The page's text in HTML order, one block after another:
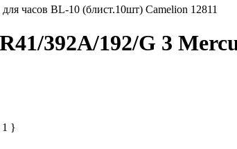
часов BL-10 (блист.10шт) Camelion 12811
392A/192/G 3
1 }